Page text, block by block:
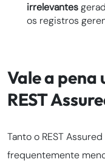
irrelevantes
os registros
Vale a pena
REST
Tanto o REST
frequentemente